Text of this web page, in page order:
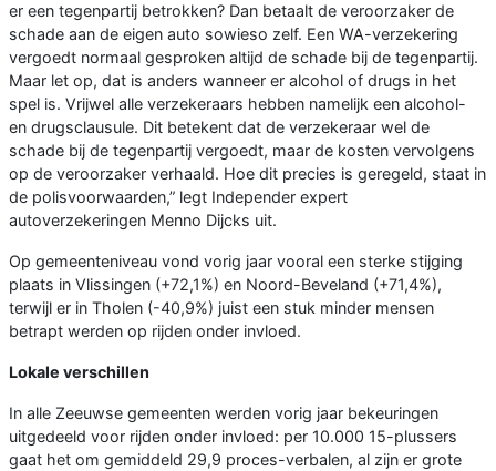
er een tegenpartij betrokken? Dan betaalt de veroorzaker de
schade aan de eigen auto sowieso zelf. Een WA-verzekering
vergoedt normaal gesproken altijd de schade bij de tegenpartij.
Maar let op, dat is anders wanneer er alcohol of drugs in het
spel is. Vrijwel alle verzekeraars hebben namelijk een alcohol-
en drugsclausule. Dit betekent dat de verzekeraar wel de
schade bij de tegenpartij vergoedt, maar de kosten vervolgens
op de veroorzaker verhaald. Hoe dit precies is geregeld, staat in
de polisvoorwaarden,” legt Independer expert
autoverzekeringen Menno Dijcks uit.
Op gemeenteniveau vond vorig jaar vooral een sterke stijging
plaats in Vlissingen (+72,1%) en Noord-Beveland (+71,4%),
terwijl er in Tholen (-40,9%) juist een stuk minder mensen
betrapt werden op rijden onder invloed.
Lokale verschillen
In alle Zeeuwse gemeenten werden vorig jaar bekeuringen
uitgedeeld voor rijden onder invloed: per 10.000 15-plussers
gaat het om gemiddeld 29,9 proces-verbalen, al zijn er grote